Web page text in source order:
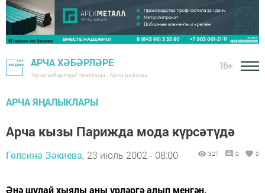
АРЧА ХӘБӘРЛӘРЕ
"Арча хәбәрләре" газетасы - Арча районы
16+
АРЧА ЯҢАЛЫКЛАРЫ
Арча кызы Парижда мода күрсәтүдә
Гөлсинә Зәкиева, 23 июль 2002 - 08:00 327 0 0
Әнә шулай хыялы аны үрләргә алып менгән.